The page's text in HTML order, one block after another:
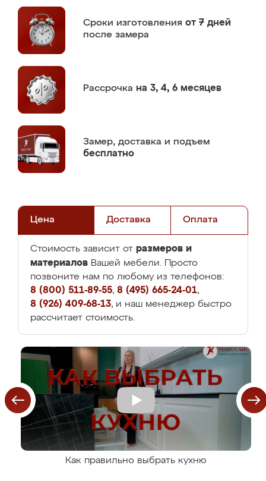
Сроки изготовления от 7 дней
после замера
Рассрочка на 3, 4, 6 месяцев
Замер, доставка и подъем
бесплатно
Цена Доставка Оплата
Стоимость зависит от размеров и
материалов Вашей мебели. Просто
позвоните нам по любому из телефонов:
8 (800) 511-89-55, 8 (495) 665-24-01,
8 (926) 409-68-13, и наш менеджер быстро
рассчитает стоимость.
Как правильно выбрать кухню